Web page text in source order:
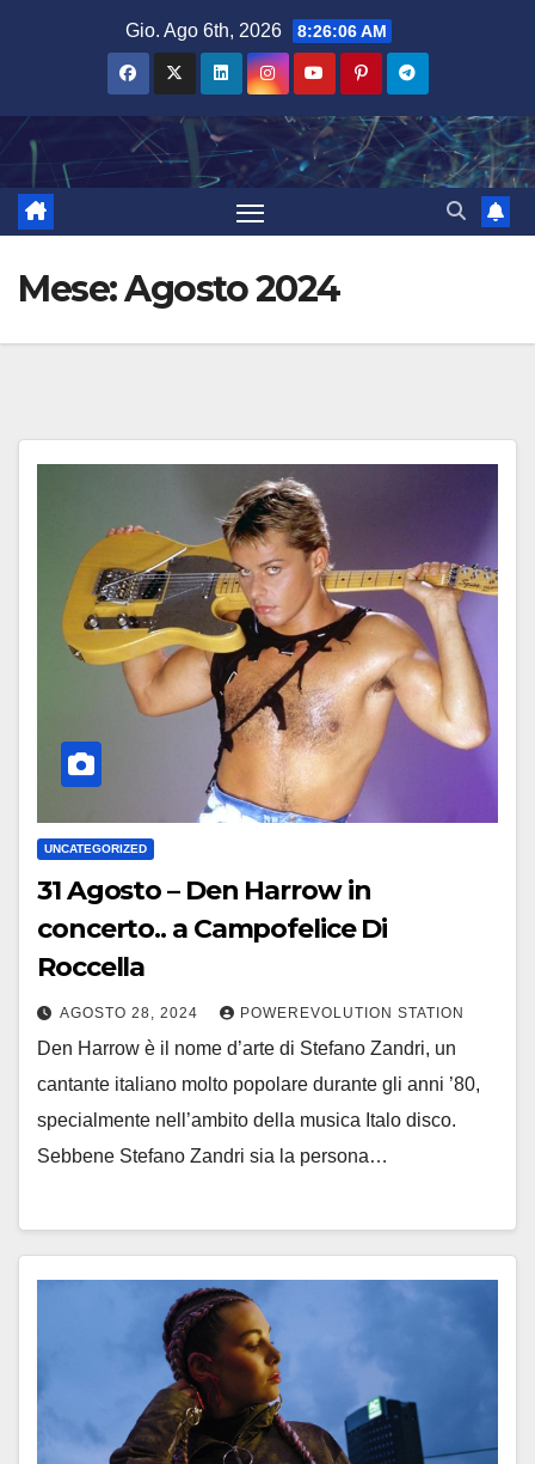
Gio. Ago 6th, 2026 8:26:07 AM
Mese:Agosto 2024
UNCATEGORIZED
31 Agosto – Den Harrow in
concerto.. a Campofelice Di
Roccella
AGOSTO 28, 2024 POWEREVOLUTION STATION
Den Harrow è il nome d’arte di Stefano Zandri, un
cantante italiano molto popolare durante gli anni ’80,
specialmente nell’ambito della musica Italo disco.
Sebbene Stefano Zandri sia la persona…